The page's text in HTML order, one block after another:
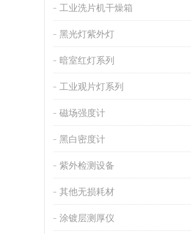
工业洗片机干燥箱
黑光灯紫外灯
暗室红灯系列
工业观片灯系列
磁场强度计
黑白密度计
紫外检测设备
其他无损耗材
涂镀层测厚仪